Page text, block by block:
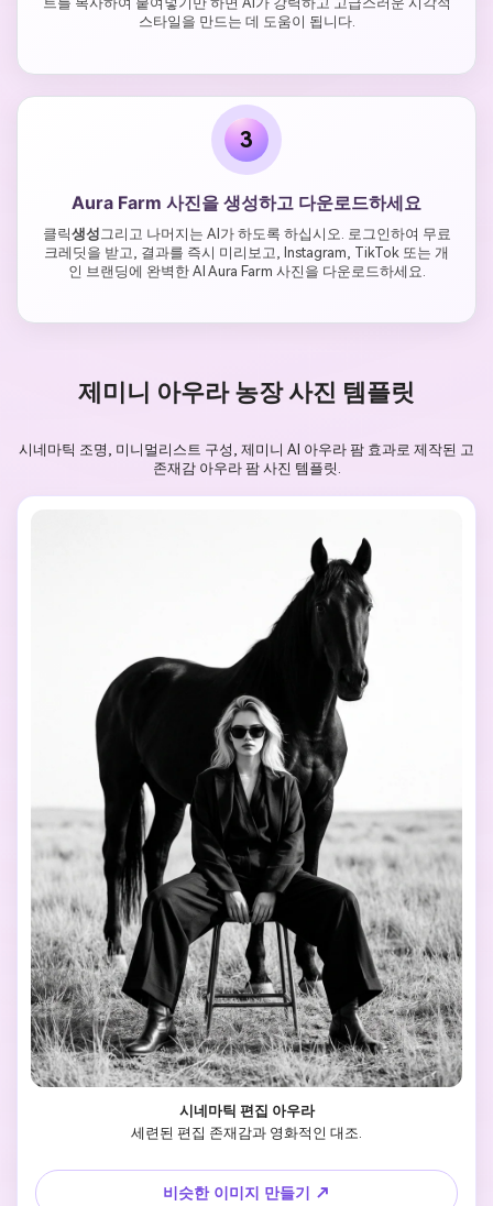
스타일을 만드는 데 도움이 됩니다.
3
Aura Farm 사진을 생성하고 다운로드하세요
클릭생성 그리고 나머지는 AI가 하도록 하십시오. 로그인하여 무료
크레딧을 받고, 결과를 즉시 미리보고, Instagram, TikTok 또는 개
인 브랜딩에 완벽한 AI Aura Farm 사진을 다운로드하세요.
제미니 아우라 농장 사진 템플릿
시네마틱 조명, 미니멀리스트 구성, 제미니 AI 아우라 팜 효과로 제작된 고
존재감 아우라 팜 사진 템플릿.
시네마틱 편집 아우라
세련된 편집 존재감과 영화적인 대조.
비슷한 이미지 만들기 ↗